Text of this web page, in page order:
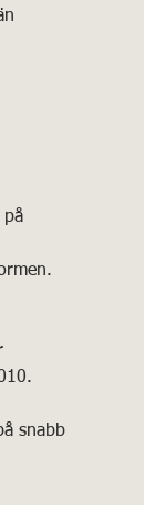
på
snabb